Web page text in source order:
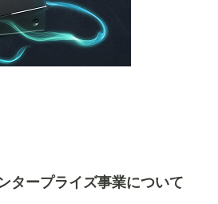
タープライズ事業について